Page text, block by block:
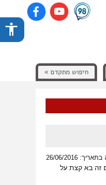
חיפוש מתקדם »
26/06/2016
זה בא קצת על